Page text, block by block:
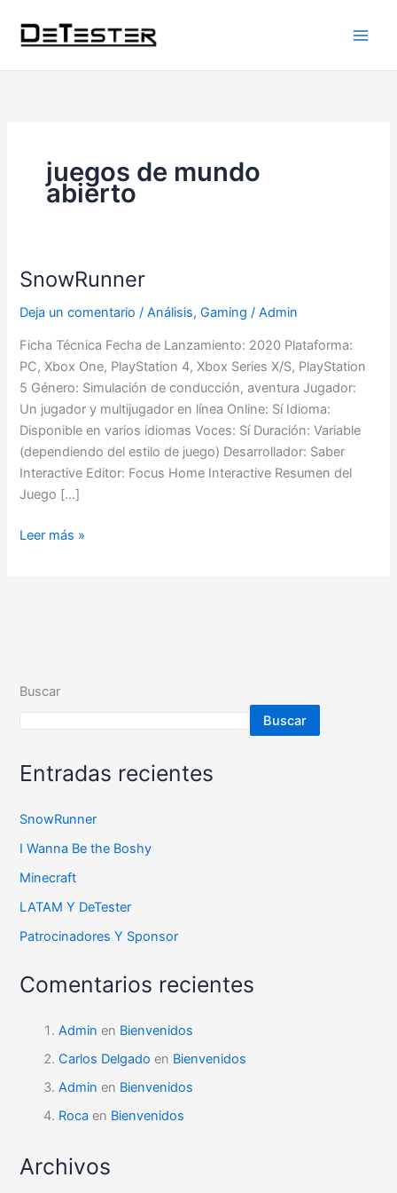
contenido
juegos de mundo
abierto
SnowRunner
Deja un comentario /Análisis,Gaming /Admin
Ficha Técnica Fecha de Lanzamiento: 2020 Plataforma:
PC, Xbox One, PlayStation 4, Xbox Series X/S, PlayStation
5 Género: Simulación de conducción, aventura Jugador:
Un jugador y multijugador en línea Online: Sí Idioma:
Disponible en varios idiomas Voces: Sí Duración: Variable
(dependiendo del estilo de juego) Desarrollador: Saber
Interactive Editor: Focus Home Interactive Resumen del
Juego […]
SnowRunner
Leer más »
Buscar
Buscar
Entradas recientes
SnowRunner
I Wanna Be the Boshy
Minecraft
LATAM Y DeTester
Patrocinadores Y Sponsor
Comentarios recientes
Admin en Bienvenidos
Carlos Delgado en Bienvenidos
Admin en Bienvenidos
Roca en Bienvenidos
Archivos